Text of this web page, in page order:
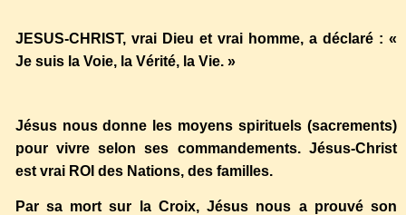
JESUS-CHRIST, vrai Dieu et vrai homme, a déclaré : «
Je suis la Voie, la Vérité, la Vie. »
Jésus nous donne les moyens spirituels (sacrements)
pour vivre selon ses commandements. Jésus-Christ
est vrai ROI des Nations, des familles.
Par sa mort sur la Croix, Jésus nous a prouvé son